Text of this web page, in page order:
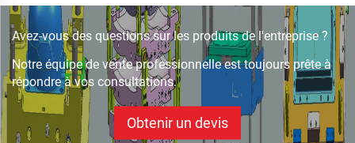
Avez-vous des questions sur les produits de l'entreprise ?
Notre équipe de vente professionnelle est toujours prête à
répondre à vos consultations.
Obtenir un devis